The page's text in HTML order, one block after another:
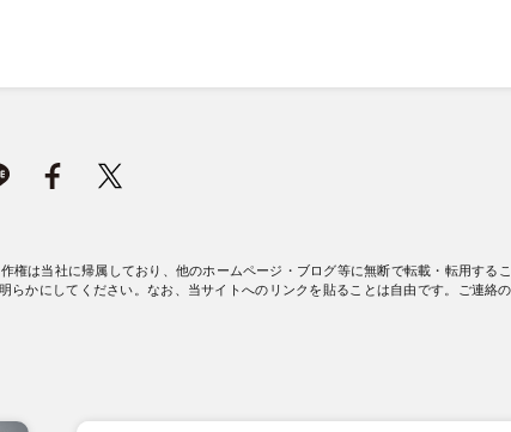
は当社に帰属しており、他のホームページ・ブログ等に無断で転載・転用する
かにしてください。なお、当サイトへのリンクを貼ることは自由です。ご連絡